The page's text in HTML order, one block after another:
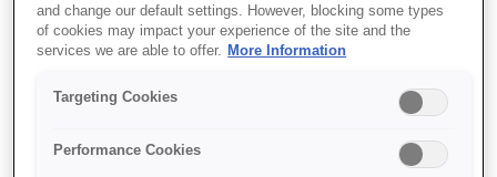
drop-in dot matrix receipt printing.
Drop-in paper load
and change our default settings. However, blocking some types
of cookies may impact your experience of the site and the
services we are able to offer.
More Information
Targeting Cookies
Performance Cookies